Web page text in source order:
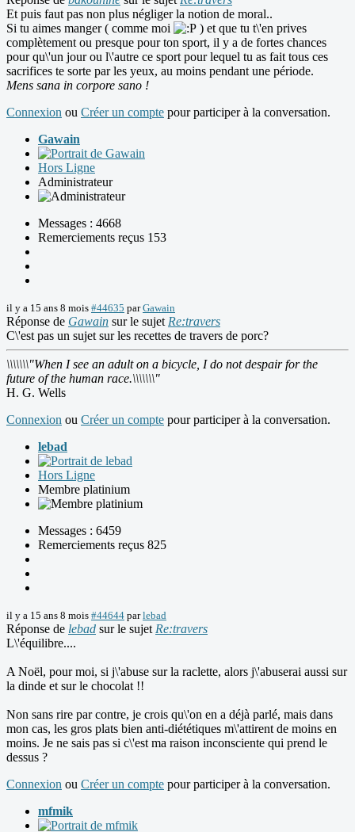
Et puis faut pas non plus négliger la notion de moral..
Si tu aimes manger ( comme moi
) et que tu t\'en prives
complètement ou presque pour ton sport, il y a de fortes chances
pour qu\'un jour ou l\'autre ce sport pour lequel tu as fait tous ces
sacrifices te sorte par les yeux, au moins pendant une période.
Mens sana in corpore sano !
Connexion ou Créer un compte pour participer à la conversation.
Gawain
Hors Ligne
Administrateur
Messages : 4668
Remerciements reçus 153
il y a 15 ans 8 mois #44635 parGawain
Réponse de Gawain sur le sujet Re:travers
C\'est pas un sujet sur les recettes de travers de porc?
\\\\\\\"When I see an adult on a bicycle, I do not despair for the
future of the human race.\\\\\\\"
H. G. Wells
Connexion ou Créer un compte pour participer à la conversation.
lebad
Hors Ligne
Membre platinium
Messages : 6459
Remerciements reçus 825
il y a 15 ans 8 mois #44644 parlebad
Réponse de lebad sur le sujet Re:travers
L\'équilibre....
A Noël, pour moi, si j\'abuse sur la raclette, alors j\'abuserai aussi sur
la dinde et sur le chocolat !!
Non sans rire par contre, je crois qu\'on en a déjà parlé, mais dans
mon cas, les gros plats bien anti-diététiques m\'attirent de moins en
moins. Je ne sais pas si c\'est ma raison inconsciente qui prend le
dessus ?
Connexion ou Créer un compte pour participer à la conversation.
mfmik